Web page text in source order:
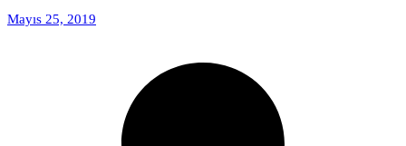
Mayıs 25, 2019